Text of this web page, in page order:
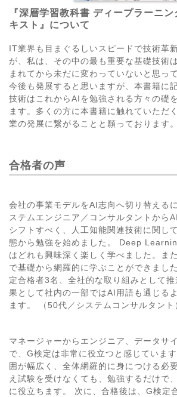
『深層学習教科書 ディープラーニ
キスト』について
IT業界も目まぐるしいスピードで技術革
が、私は、その中の最も重要な基礎技術
まれてから未だに変わっていないと思っ
今後も発展すると思いますが、本書籍に
技術はこれからAIを勉強される方々の礎
ます。多くの方に本書籍に触れていただ
業の発展に繋がることと願っております。
合格者の声
会社の事業モデルをAI志向へ切り替える
ステムエンジニア／コンサルタントから
シフトすべく、人工知能関連技術に関し
態から勉強を始めました。 Deep
はどれも興味深く楽しく学べました。ま
で基礎から網羅的に学ぶことができまし
定合格者3名、全社的な取り組みとして
果として社内の一部ではAI用語も通じる
ます。 （50代／システムコンサルタント
マネージャーからエンジニア、データサ
で、G検定は非常に役立つと感じていま
囲が幅広く、全体網羅的に身につける必
え試験を受けなくても、勉強するだけで
に役立ちます。 次に、合格後は、G検定